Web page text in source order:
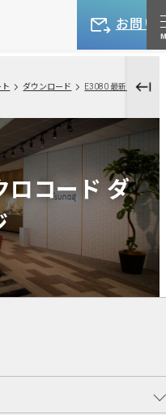
お問い
ダウンロード
ロコード ダ